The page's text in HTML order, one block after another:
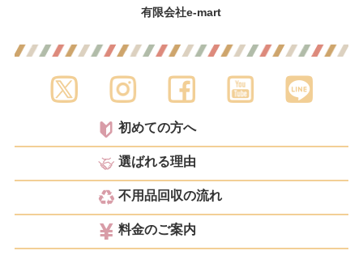
有限会社e-mart
初めての方へ
選ばれる理由
不用品回収の流れ
料金のご案内